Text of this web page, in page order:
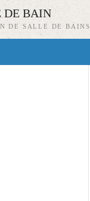
DE BAIN
DE SALLE DE BAINS